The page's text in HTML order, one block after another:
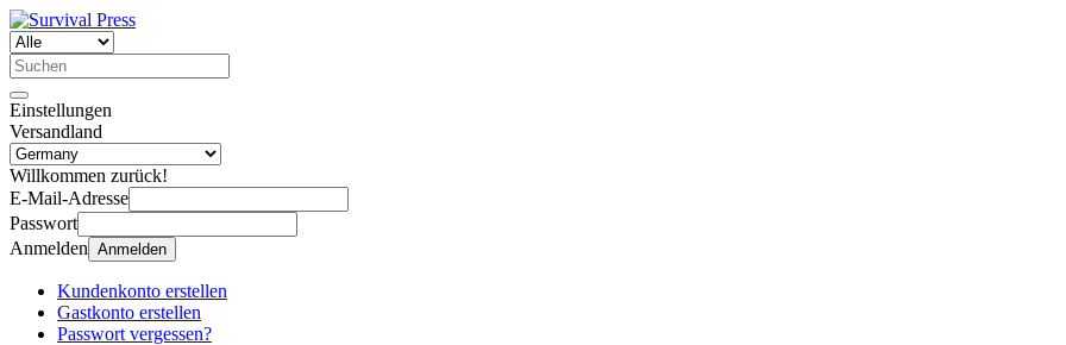
Einstellungen
Versandland
Willkommen zurück!
E-Mail-Adresse
Passwort
Anmelden Anmelden
Kundenkonto erstellen
Gastkonto erstellen
Passwort vergessen?